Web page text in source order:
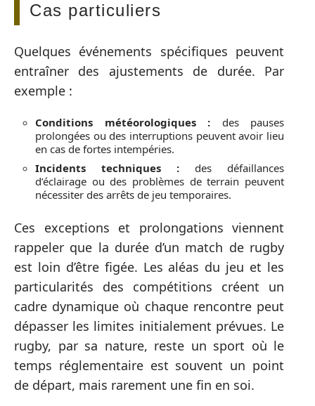
Cas particuliers
Quelques événements spécifiques peuvent
entraîner des ajustements de durée. Par
exemple :
Conditions météorologiques : des pauses
prolongées ou des interruptions peuvent avoir lieu
en cas de fortes intempéries.
Incidents techniques : des défaillances
d’éclairage ou des problèmes de terrain peuvent
nécessiter des arrêts de jeu temporaires.
Ces exceptions et prolongations viennent
rappeler que la durée d’un match de rugby
est loin d’être figée. Les aléas du jeu et les
particularités des compétitions créent un
cadre dynamique où chaque rencontre peut
dépasser les limites initialement prévues. Le
rugby, par sa nature, reste un sport où le
temps réglementaire est souvent un point
de départ, mais rarement une fin en soi.